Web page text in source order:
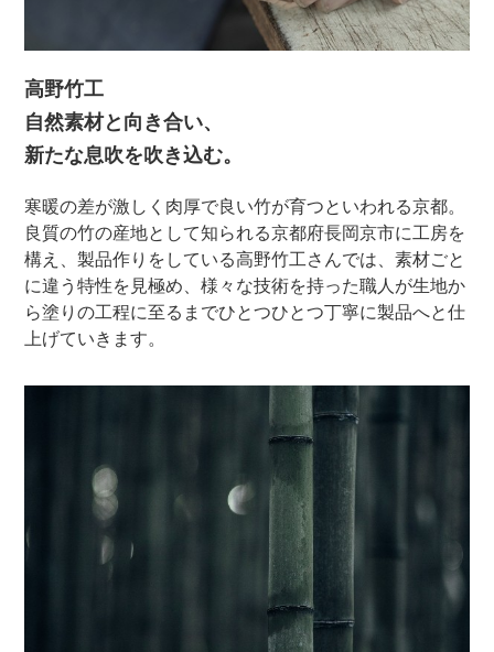
高野竹工
自然素材と向き合い、
新たな息吹を吹き込む。
寒暖の差が激しく肉厚で良い竹が育つといわれる京都。
良質の竹の産地として知られる京都府長岡京市に工房を
構え、製品作りをしている高野竹工さんでは、素材ごと
に違う特性を見極め、様々な技術を持った職人が生地か
ら塗りの工程に至るまでひとつひとつ丁寧に製品へと仕
上げていきます。